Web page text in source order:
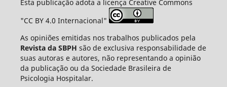
Esta publicação adota a licença Creative Commons
"CC BY 4.0 Internacional"
As opiniões emitidas nos trabalhos publicados pela
Revista da SBPH são de exclusiva responsabilidade de
suas autoras e autores, não representando a opinião
da publicação ou da Sociedade Brasileira de
Psicologia Hospitalar.